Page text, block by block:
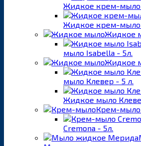
Жидкое крем-мыло
Жидкое крем-мыло
Жидкое
мыло Isabella - 5л.
Жидкое
мыло Клевер - 5 л.
Жидкое мыло
Крем-мыло
Cremona - 5л.